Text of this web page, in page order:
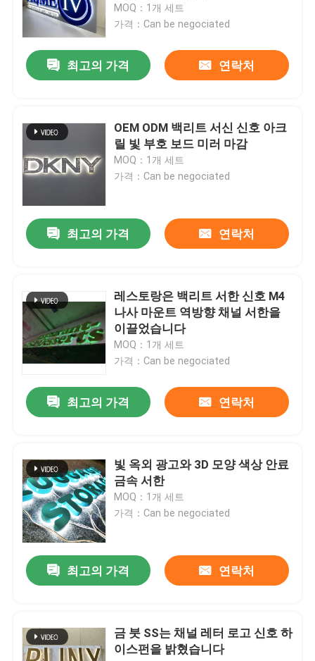
우리에 대하여
공장 여행
연락주세요
인용문을 요구하세요
3d 서한 신호
채널 레터 신호
백리트 서한 신호
주도하는 네온 사인
금속 서한 신호
아크릴 서한 신호
상점 정면의 간판
MOQ：1개 세트
가격：Can be negociated
최고의 가격 연락처
OEM ODM 백리트 서신 신호 아크
릴 빛 부호 보드 미러 마감
MOQ：1개 세트
가격：Can be negociated
최고의 가격 연락처
레스토랑은 백리트 서한 신호 M4
나사 마운트 역방향 채널 서한을
이끌었습니다
MOQ：1개 세트
가격：Can be negociated
최고의 가격 연락처
빛 옥외 광고와 3D 모양 색상 안료
금속 서한
MOQ：1개 세트
가격：Can be negociated
최고의 가격 연락처
금 붓 SS는 채널 레터 로고 신호 하
이스펀을 밝혔습니다